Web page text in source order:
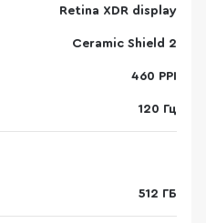
Retina XDR display
Ceramic Shield 2
460 PPI
120 Гц
512 ГБ